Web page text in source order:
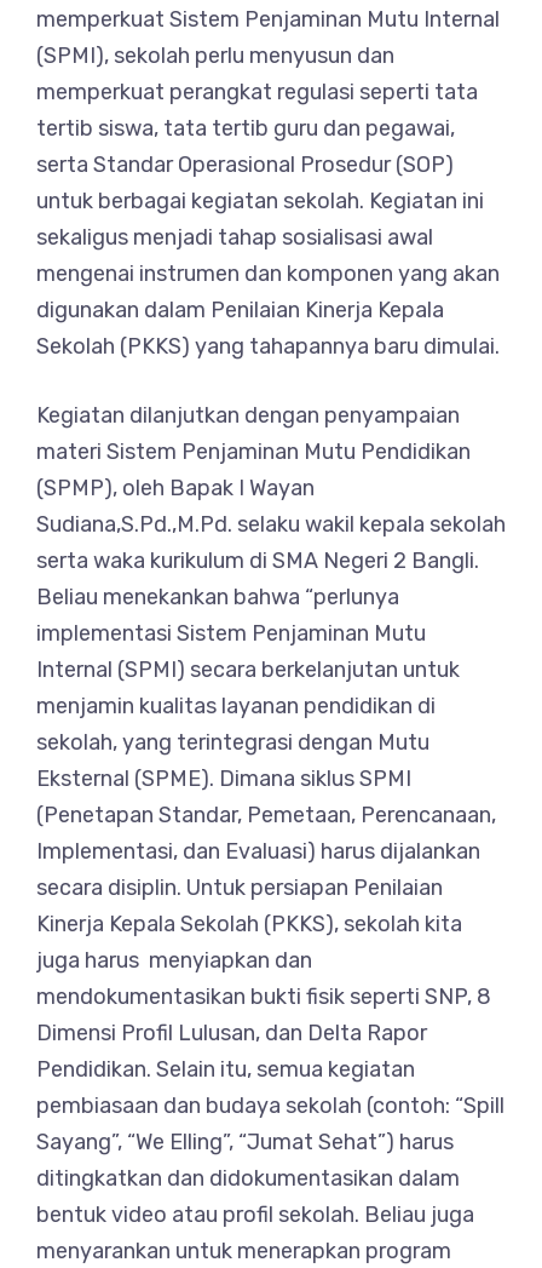
memperkuat Sistem Penjaminan Mutu Internal
(SPMI), sekolah perlu menyusun dan
memperkuat perangkat regulasi seperti tata
tertib siswa, tata tertib guru dan pegawai,
serta Standar Operasional Prosedur (SOP)
untuk berbagai kegiatan sekolah. Kegiatan ini
sekaligus menjadi tahap sosialisasi awal
mengenai instrumen dan komponen yang akan
digunakan dalam Penilaian Kinerja Kepala
Sekolah (PKKS) yang tahapannya baru dimulai.
Kegiatan dilanjutkan dengan penyampaian
materi Sistem Penjaminan Mutu Pendidikan
(SPMP), oleh Bapak I Wayan
Sudiana,S.Pd.,M.Pd. selaku wakil kepala sekolah
serta waka kurikulum di SMA Negeri 2 Bangli.
Beliau menekankan bahwa “perlunya
implementasi Sistem Penjaminan Mutu
Internal (SPMI) secara berkelanjutan untuk
menjamin kualitas layanan pendidikan di
sekolah, yang terintegrasi dengan Mutu
Eksternal (SPME). Dimana siklus SPMI
(Penetapan Standar, Pemetaan, Perencanaan,
Implementasi, dan Evaluasi) harus dijalankan
secara disiplin. Untuk persiapan Penilaian
Kinerja Kepala Sekolah (PKKS), sekolah kita
juga harus menyiapkan dan
mendokumentasikan bukti fisik seperti SNP, 8
Dimensi Profil Lulusan, dan Delta Rapor
Pendidikan. Selain itu, semua kegiatan
pembiasaan dan budaya sekolah (contoh: “Spill
Sayang”, “We Elling”, “Jumat Sehat”) harus
ditingkatkan dan didokumentasikan dalam
bentuk video atau profil sekolah. Beliau juga
menyarankan untuk menerapkan program